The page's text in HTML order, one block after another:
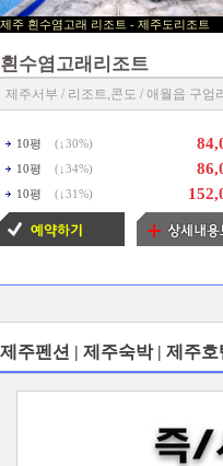
제주 흰수염고래 리조트 - 제주도리
흰수염고래리조트
제주서부 / 리조트,콘도 / 애월읍 구엄리
10평 (↓ 30%)
10평 (↓ 34%)
10평 (↓ 31%)
제주펜션 | 제주숙박 | 제주